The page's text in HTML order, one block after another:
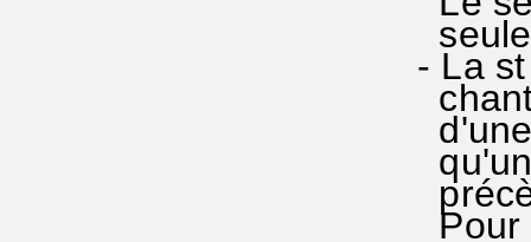
- La
Pour